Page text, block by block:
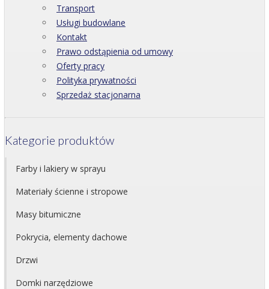
Transport
Usługi budowlane
Kontakt
Prawo odstąpienia od umowy
Oferty pracy
Polityka prywatności
Sprzedaż stacjonarna
Kategorie produktów
Farby i lakiery w sprayu
Materiały ścienne i stropowe
Masy bitumiczne
Pokrycia, elementy dachowe
Drzwi
Domki narzędziowe